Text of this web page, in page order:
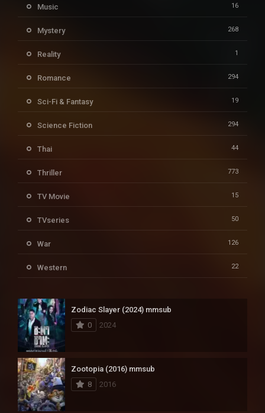
Music 16
Mystery 268
Reality 1
Romance 294
Sci-Fi & Fantasy 19
Science Fiction 294
Thai 44
Thriller 773
TV Movie 15
TVseries 50
War 126
Western 22
Zodiac Slayer (2024) mmsub
0
2024
Zootopia (2016) mmsub
8
2016